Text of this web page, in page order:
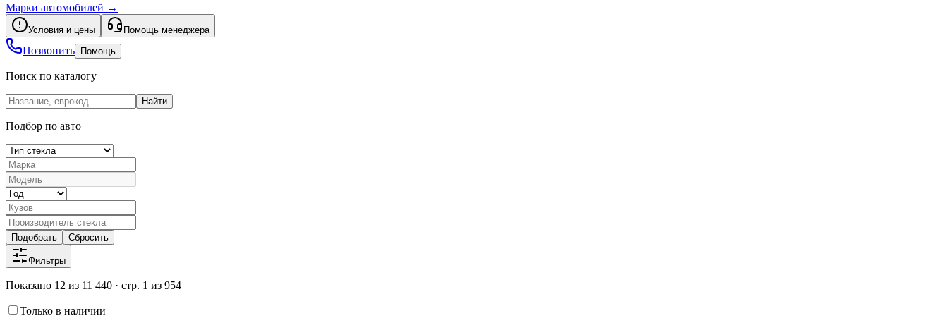
Марки автомобилей →
Условия и цены Помощь менеджера
Позвонить Помощь
Поиск по каталогу
Найти
Подбор по авто
Подобрать Сбросить
Фильтры
Показано 12 из 11 440 · стр. 1 из 954
Только в наличии